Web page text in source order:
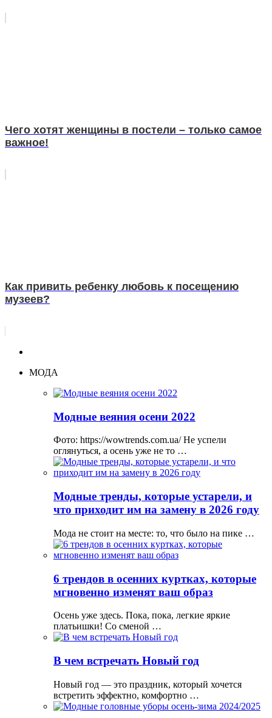
Чего хотят женщины в постели – только самое
важное!
Как привить ребенку любовь к посещению
музеев?
МОДА
Модные веяния осени 2022
Фото: https://wowtrends.com.ua/ Не успели
оглянуться, а осень уже не то …
Модные тренды, которые устарели, и
что приходит им на замену в 2026 году
Мода не стоит на месте: то, что было на пике …
6 трендов в осенних куртках, которые
мгновенно изменят ваш образ
Осень уже здесь. Пока, пока, легкие яркие
платьишки! Со сменой …
В чем встречать Новый год
Новый год — это праздник, который хочется
встретить эффектно, комфортно …